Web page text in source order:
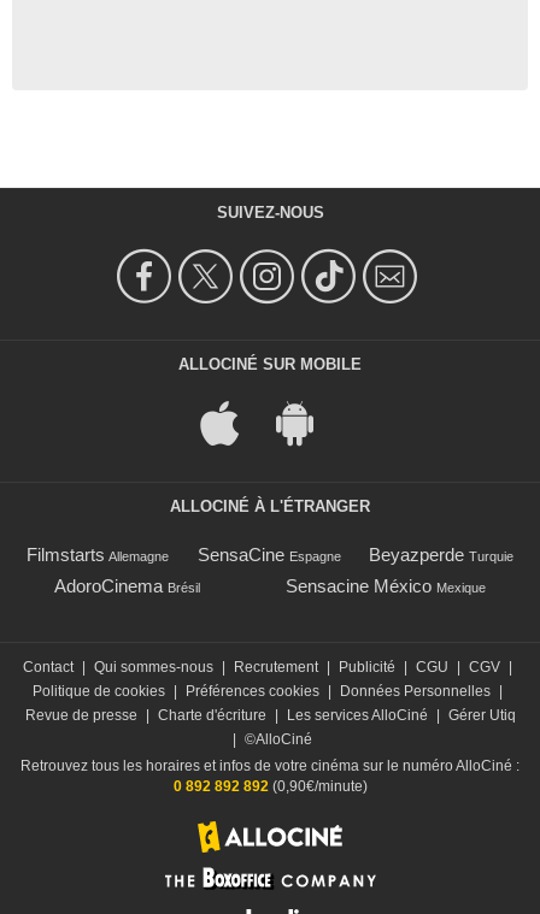
SUIVEZ-NOUS
ALLOCINÉ SUR MOBILE
ALLOCINÉ À L'ÉTRANGER
Filmstarts Allemagne SensaCine Espagne Beyazperde Turquie
AdoroCinema Brésil Sensacine México Mexique
Contact Qui sommes-nous Recrutement Publicité CGU CGV
Politique de cookies
Préférences cookies Données Personnelles
Revue de presse
Charte d'écriture Les services AlloCiné
Gérer Utiq
©AlloCiné
Retrouvez tous les horaires et infos de votre cinéma sur le numéro AlloCiné :
0 892 892 892(0,90€/minute)